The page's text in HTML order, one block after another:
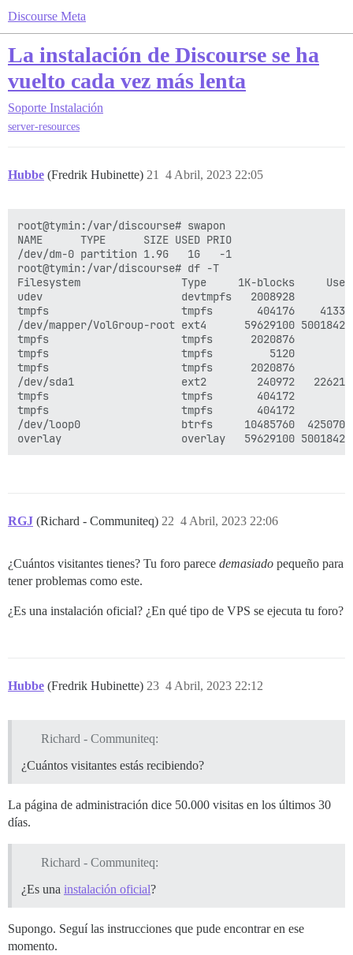
Discourse Meta
La instalación de Discourse se ha
vuelto cada vez más lenta
Soporte Instalación
server-resources
Hubbe (Fredrik Hubinette) 4 Abril, 2023 22:05
21
root@tymin:/var/discourse# swapon
NAME      TYPE      SIZE USED PRIO
/dev/dm-0 partition 1.9G   1G   -1
root@tymin:/var/discourse# df -T
Filesystem                Type     1K-blocks     Used
udev                      devtmpfs   2008928        0
tmpfs                     tmpfs       404176    41336
/dev/mapper/VolGroup-root ext4      59629100
tmpfs                     tmpfs      2020876        0
tmpfs                     tmpfs         5120        0
tmpfs                     tmpfs      2020876        0
/dev/sda1                 ext2        240972   226212
tmpfs                     tmpfs       404172        0
tmpfs                     tmpfs       404172        0
/dev/loop0                btrfs     10485760  4250700
RGJ (Richard - Communiteq) 4 Abril, 2023 22:06
22
¿Cuántos visitantes tienes? Tu foro parece demasiado pequeño para
tener problemas como este.
¿Es una instalación oficial? ¿En qué tipo de VPS se ejecuta tu foro?
Hubbe (Fredrik Hubinette) 4 Abril, 2023 22:12
23
Richard - Communiteq:
¿Cuántos visitantes estás recibiendo?
La página de administración dice 50.000 visitas en los últimos 30
días.
Richard - Communiteq:
¿Es una instalación oficial?
Supongo. Seguí las instrucciones que pude encontrar en ese
momento.